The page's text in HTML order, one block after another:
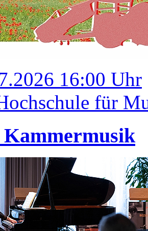
16:00 Uhr
für
Kammermusik